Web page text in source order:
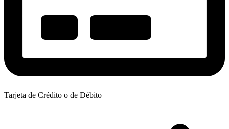
Tarjeta de Crédito o de Débito